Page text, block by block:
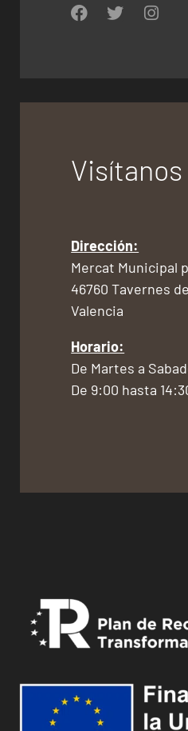
Visítanos
Dirección:
Mercat Municipal
46760 Tavernes
Valencia
Horario:
De Martes a
De 9:00 hasta